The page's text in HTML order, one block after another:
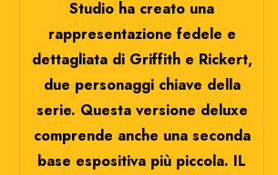
Studio ha creato una
rappresentazione fedele e
dettagliata di Griffith e Rickert,
due personaggi chiave della
serie. Questa versione deluxe
comprende anche una seconda
base espositiva più piccola. IL